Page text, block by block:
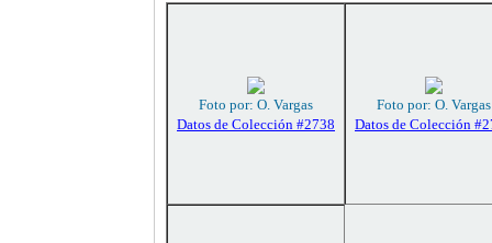
Foto por: O. Vargas
Datos de Colección #2738
Foto por: O. Vargas
Datos de Colección